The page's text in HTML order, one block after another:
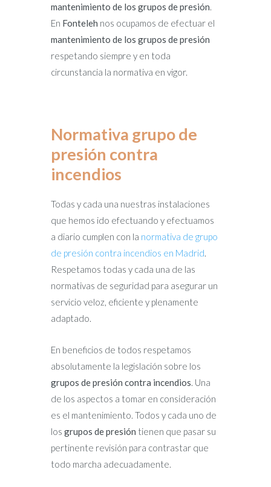
mantenimiento de los grupos de presión.
En Fonteleh nos ocupamos de efectuar el
mantenimiento de los grupos de presión
respetando siempre y en toda
circunstancia la normativa en vigor.
Normativa grupo de
presión contra
incendios
Todas y cada una nuestras instalaciones
que hemos ido efectuando y efectuamos
a diario cumplen con la normativa de grupo
de presión contra incendios en Madrid.
Respetamos todas y cada una de las
normativas de seguridad para asegurar un
servicio veloz, eficiente y plenamente
adaptado.
En beneficios de todos respetamos
absolutamente la legislación sobre los
grupos de presión contra incendios. Una
de los aspectos a tomar en consideración
es el mantenimiento. Todos y cada uno de
los grupos de presión tienen que pasar su
pertinente revisión para contrastar que
todo marcha adecuadamente.